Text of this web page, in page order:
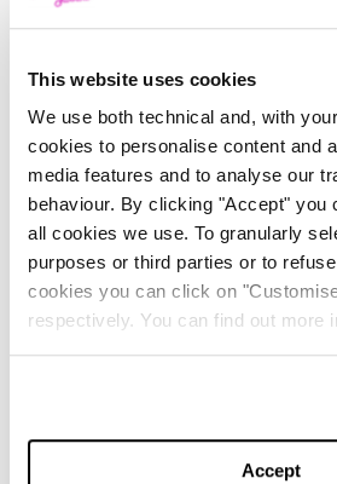
This website uses cookies
We use both technical and, with
cookies to personalise content and
media features and to analyse our
behaviour. By clicking "Accept" you
all cookies we use. To granularly
purposes or third parties or to
cookies you can click on
respectively. You can find out more
Accept
selezionare il campo di
su relazioni, lavoro, salute… E vi
con dei simpaticissimi reminder!
1/5
Stop Breathe & Think
veramente addictive, dopo averla